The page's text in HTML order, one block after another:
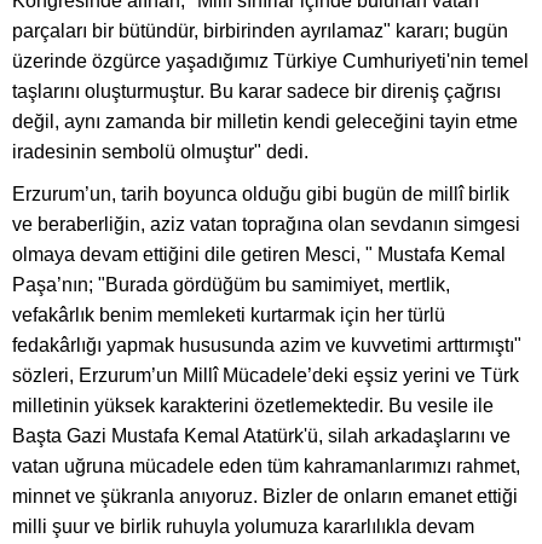
parçaları bir bütündür, birbirinden ayrılamaz" kararı; bugün
üzerinde özgürce yaşadığımız Türkiye Cumhuriyeti'nin temel
taşlarını oluşturmuştur. Bu karar sadece bir direniş çağrısı
değil, aynı zamanda bir milletin kendi geleceğini tayin etme
iradesinin sembolü olmuştur" dedi.
Erzurum’un, tarih boyunca olduğu gibi bugün de millî birlik
ve beraberliğin, aziz vatan toprağına olan sevdanın simgesi
olmaya devam ettiğini dile getiren Mesci, " Mustafa Kemal
Paşa’nın; "Burada gördüğüm bu samimiyet, mertlik,
vefakârlık benim memleketi kurtarmak için her türlü
fedakârlığı yapmak hususunda azim ve kuvvetimi arttırmıştı"
sözleri, Erzurum’un Millî Mücadele’deki eşsiz yerini ve Türk
milletinin yüksek karakterini özetlemektedir. Bu vesile ile
Başta Gazi Mustafa Kemal Atatürk'ü, silah arkadaşlarını ve
vatan uğruna mücadele eden tüm kahramanlarımızı rahmet,
minnet ve şükranla anıyoruz. Bizler de onların emanet ettiği
milli şuur ve birlik ruhuyla yolumuza kararlılıkla devam